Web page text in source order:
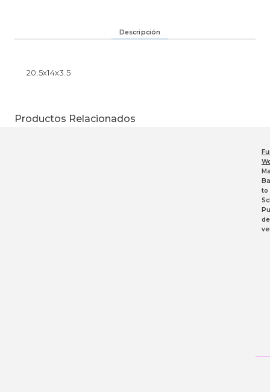
Descripción
20.5x14x3.5
Productos Relacionados
to
de